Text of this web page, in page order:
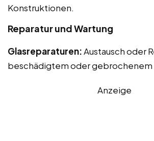
Konstruktionen.
Reparatur und Wartung
Glasreparaturen:Austausch oder
beschädigtem oder gebrochenem
Anzeige